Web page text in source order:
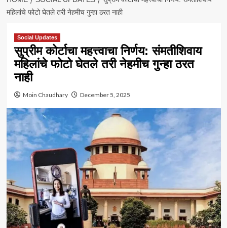
महिलांचे फोटो घेतले तरी नेहमीच गुन्हा ठरत नाही
Social Updates
सुप्रीम कोर्टाचा महत्त्वाचा निर्णय: संमतीशिवाय
महिलांचे फोटो घेतले तरी नेहमीच गुन्हा ठरत
नाही
Moin Chaudhary December 5, 2025